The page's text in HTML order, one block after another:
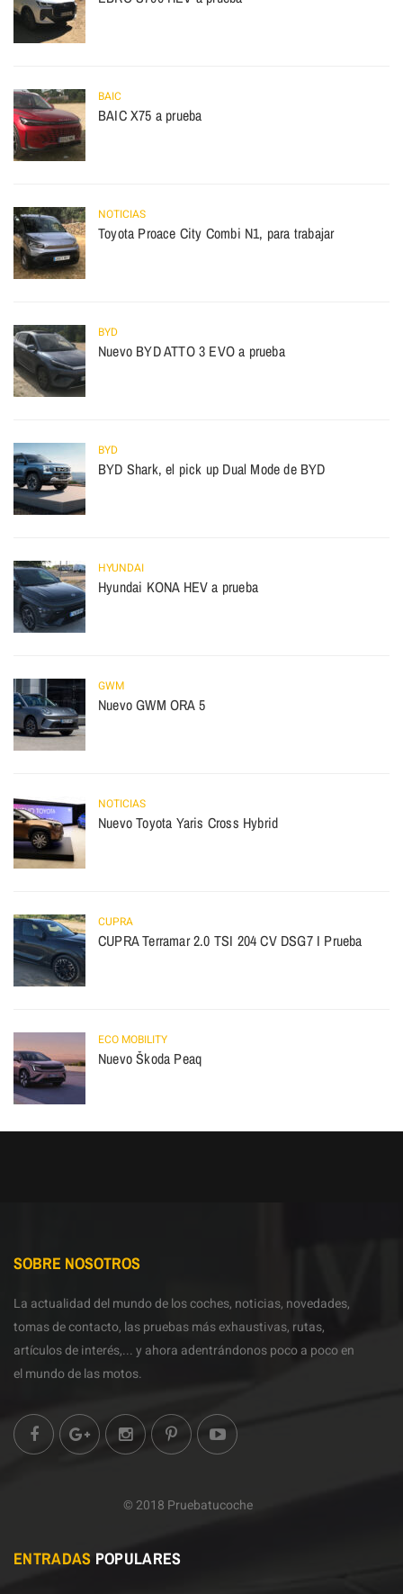
BAIC
BAIC X75 a prueba
NOTICIAS
Toyota Proace City Combi N1, para trabajar
BYD
Nuevo BYD ATTO 3 EVO a prueba
BYD
BYD Shark, el pick up Dual Mode de BYD
HYUNDAI
Hyundai KONA HEV a prueba
GWM
Nuevo GWM ORA 5
NOTICIAS
Nuevo Toyota Yaris Cross Hybrid
CUPRA
CUPRA Terramar 2.0 TSI 204 CV DSG7 I Prueba
ECO MOBILITY
Nuevo Škoda Peaq
SOBRE NOSOTROS
La actualidad del mundo de los coches, noticias, novedades,
tomas de contacto, las pruebas más exhaustivas, rutas,
artículos de interés,... y ahora adentrándonos poco a poco en
el mundo de las motos.
© 2018 Pruebatucoche
ENTRADAS POPULARES